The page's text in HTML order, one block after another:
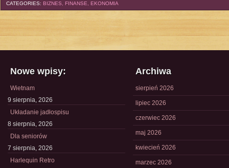
CATEGORIES: BIZNES, FINANSE, EKONOMIA
Nowe wpisy:
Wietnam
9 sierpnia, 2026
Układanie jadłospisu
8 sierpnia, 2026
Dla seniorów
7 sierpnia, 2026
Harlequin Retro
Archiwa
sierpień 2026
lipiec 2026
czerwiec 2026
maj 2026
kwiecień 2026
marzec 2026